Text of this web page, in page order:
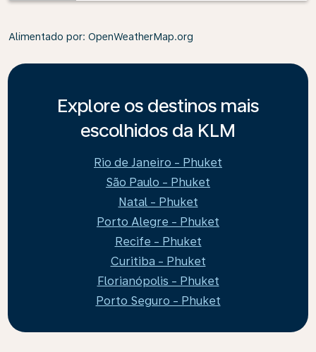
Alimentado por: OpenWeatherMap.org
Explore os destinos mais
escolhidos da KLM
Rio de Janeiro - Phuket
São Paulo - Phuket
Natal - Phuket
Porto Alegre - Phuket
Recife - Phuket
Curitiba - Phuket
Florianópolis - Phuket
Porto Seguro - Phuket